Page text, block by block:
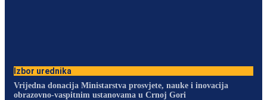
Izbor urednika
Vrijedna donacija Ministarstva prosvjete, nauke i inovacija
obrazovno-vaspitnim ustanovama u Crnoj Gori